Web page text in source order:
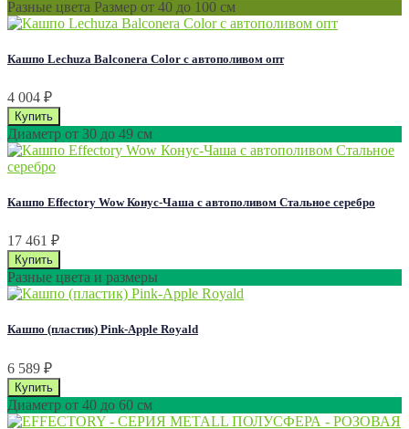
Разные цвета Размер от 40 до 100 см
Кашпо Lechuza Balconera Color с автополивом опт
4 004 ₽
Диаметр от 30 до 49 см
Кашпо Effectory Wow Конус-Чаша с автополивом Стальное серебро
17 461 ₽
Разные цвета и размеры
Кашпо (пластик) Pink-Apple Royald
6 589 ₽
Диаметр от 40 до 60 см